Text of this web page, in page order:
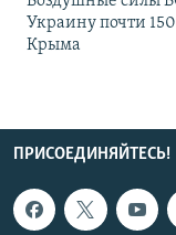
Украину почти
Крыма
ПРИСОЕДИНЯЙТЕСЬ!